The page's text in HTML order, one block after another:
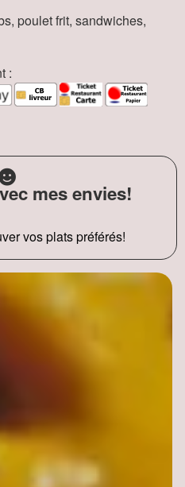
poulet frit, sandwiches,
:
mes envies!
vos plats préférés!